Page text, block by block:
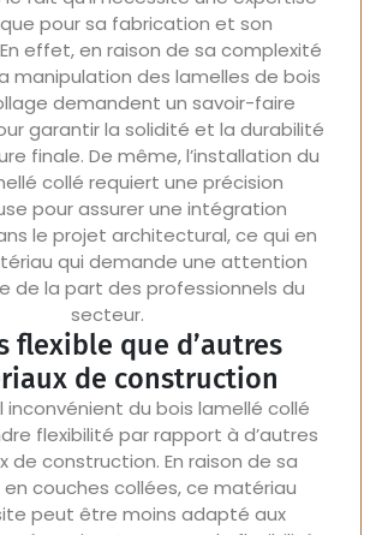
pour sa fabrication et son
effet, en raison de sa complexité
manipulation des lamelles de bois
demandent un savoir-faire
garantir la solidité et la durabilité
finale. De même, l’installation du
collé requiert une précision
pour assurer une intégration
le projet architectural, ce qui en
qui demande une attention
de la part des professionnels du
secteur.
flexible que d’autres
de construction
inconvénient du bois lamellé collé
flexibilité par rapport à d’autres
de construction. En raison de sa
couches collées, ce matériau
peut être moins adapté aux